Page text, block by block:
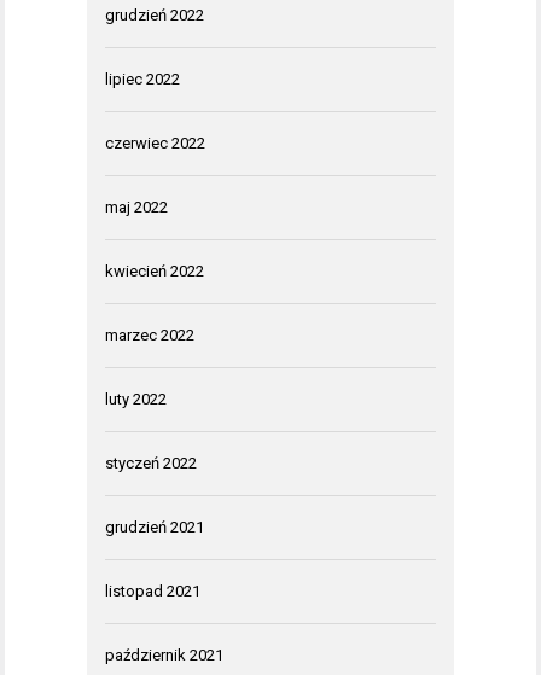
grudzień 2022
lipiec 2022
czerwiec 2022
maj 2022
kwiecień 2022
marzec 2022
luty 2022
styczeń 2022
grudzień 2021
listopad 2021
październik 2021